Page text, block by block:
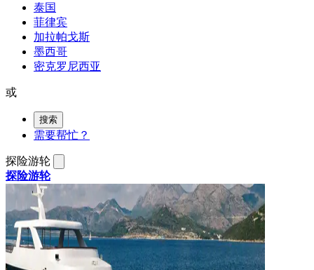
泰国
菲律宾
加拉帕戈斯
墨西哥
密克罗尼西亚
或
搜索
需要帮忙？
探险游轮
探险游轮